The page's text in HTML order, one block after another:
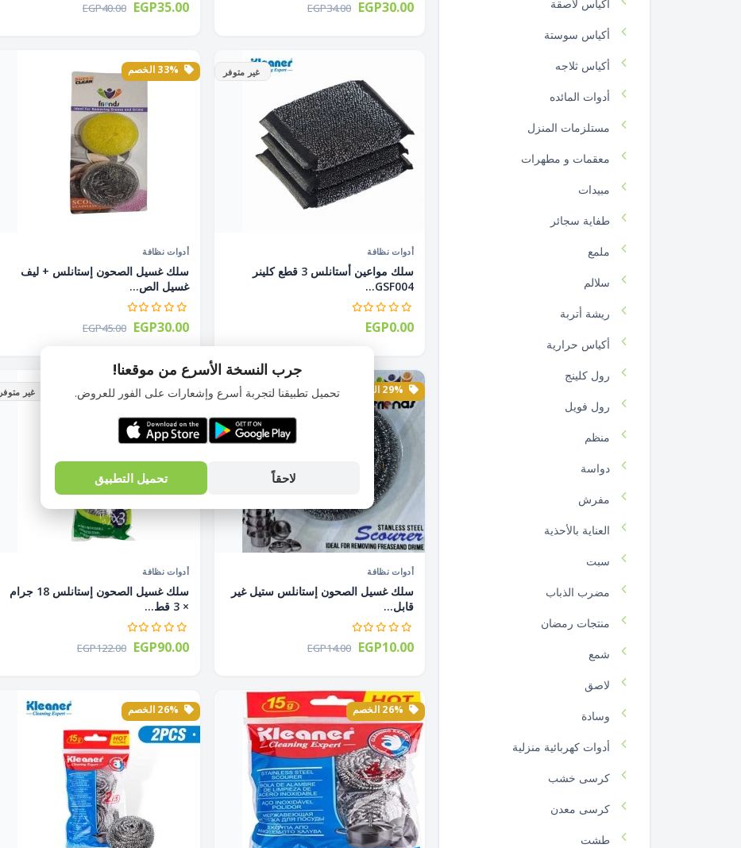
EGP34.00 EGP30.00
EGP40.00 EGP35.00
غير متوفر
أدوات نظافة
سلك مواعين أستانلس 3 قطع كلينر
GSF004...
EGP0.00
أدوات نظافة
سلك غسيل الصحون إستانلس + ليف
غسيل الص...
EGP45.00 EGP30.00
أدوات نظافة
سلك غسيل الصحون إستانلس ستيل غير
قابل...
EGP14.00 EGP10.00
غير متوفر 26% الخصم
أدوات نظافة
سلك غسيل الصحون إستانلس 18 جرام
× 3 قط...
EGP122.00 EGP90.00
أكياس لاصقة
أكياس سوستة
أكياس ثلاجه
أدوات المائده
مستلزمات المنزل
معقمات و مطهرات
مبيدات
طفاية سجائر
ملمع
سلالم
ريشة أتربة
أكياس حرارية
رول كلينج
رول فويل
منظم
دواسة
مفرش
العناية بالأحذية
سبت
مضرب الذباب
منتجات رمضان
شمع
لاصق
وسادة
أدوات كهربائية منزلية
كرسى خشب
كرسى معدن
طشت
جرب النسخة الأسرع من موقعنا!
تحميل تطبيقنا لتجربة أسرع وإشعارات على الفور للعروض.
لاحقاً تحميل التطبيق